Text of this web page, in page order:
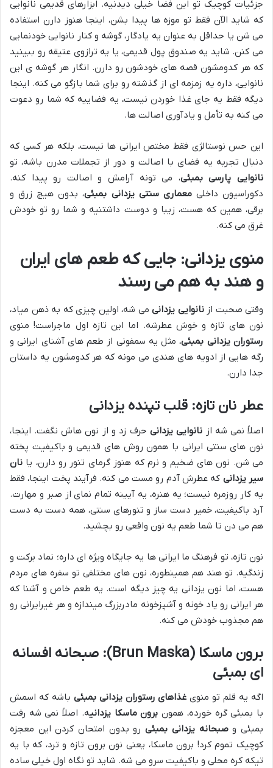
جزئیات کوچیک تو این فضا خیلی دیدنیه. ابزارهای قدیمی نانوایی
که شاید الآن فقط تو موزه ها پیدا بشن، اینجا هنوز دارن استفاده
می شن یا حداقل به عنوان یه یادگار، گوشه و کنار نانوایی خودنمایی
می کنن. شاید یه صندوق پول قدیمی، یا یه ترازوی عتیقه رو ببینید
که هر کدومشون قصه های خودشون رو دارن. انگار هر گوشه ی این
نانوایی، داره یه زمزمه ای از گذشته رو برای شما بازگو می کنه. اینجا
دیگه فقط یه جای غذا خوردن نیست، یه فضاییه که شما رو دعوت
می کنه به تأمل و یادآوری اصالت ها.
این حس نوستالژی فقط مختص ایرانی ها نیست، بلکه هر کسی که
دنبال تجربه یه فضای با اصالت و دور از تجملات مدرن باشه، تو
نانوایی پارسی بمبئی، می تونه آرامش و اصالت رو پیدا کنه.
دکوراسیون داخلیمعماری سنتی یزدانی بمبئی، بدون هیچ زرق و
برقی، همین که هست، زیبا و دوست داشتنیه و شما رو تو خودش
غرق می کنه.
منوی یزدانی: جایی که طعم های ایران
و هند به هم می رسند
وقتی صحبت ازنانوایی یزدانی می شه، اولین چیزی که به ذهن میاد،
نون های تازه و خوش عطرشه. اما این تازه اول ماجراست! منوی
رستوران یزدانی بمبئی، مثل یه سمفونی از طعم های آشنای ایرانی و
رگه هایی از ادویه های هندی می مونه که هر کدومشون یه داستان
جدا دارن.
عطر نان تازه: قلب تپنده یزدانی
اصلاً نمی شه از نانوایی یزدانیحرف زد و از نون هاش نگفت. اینجا،
نون های سنتی ایرانی با همون روش های قدیمی و باکیفیت پخته
می شن. نون های ضخیم و نرم که هنوز گرمای تنور رو دارن، یا نان
سیر یزدانی که عطرش آدم رو مست می کنه. فرآیند پخت اینجا، فقط
یه کار روزمره نیست؛ یه هنره، یه آیینه تمام نمای از صبر و مهارت.
آرد باکیفیت، خمیر دست ساز و تنورهای سنتی، همه دست به دست
هم می دن تا شما طعم یه نون واقعی رو بچشید.
نون تازه، تو فرهنگ ما ایرانی ها یه جایگاه ویژه ای داره؛ نماد برکت و
زندگیه. تو هند هم همینطوره، نون های مختلفی تو سفره های مردم
هست، اما نون یزدانی یه چیز دیگه است. یه طعم خاص و آشنا که
هر ایرانی رو یاد خونه و آشپزخونه مادربزرگ میندازه و هر غیرایرانی رو
هم مجذوب خودش می کنه.
برون ماسکا (Brun Maska): صبحانه افسانه
ای بمبئی
اگه یه قلم تو منوی غذاهای رستوران یزدانی بمبئی باشه که اسمش
با بمبئی گره خورده، همون برون ماسکا یزدانیه. اصلاً نمی شه رفت
بمبئی وصبحانه یزدانی بمبئیرو بدون امتحان کردن این معجزه
کوچیک تموم کرد! برون ماسکا، یعنی نون برون تازه و ترد، که با یه
تیکه کره محلی و باکیفیت سرو می شه. شاید تو نگاه اول خیلی ساده